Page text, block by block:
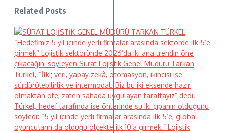
Related Posts